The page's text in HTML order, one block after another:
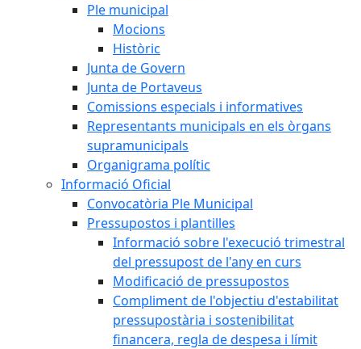
Ple municipal
Mocions
Històric
Junta de Govern
Junta de Portaveus
Comissions especials i informatives
Representants municipals en els òrgans
supramunicipals
Organigrama polític
Informació Oficial
Convocatòria Ple Municipal
Pressupostos i plantilles
Informació sobre l'execució trimestral
del pressupost de l'any en curs
Modificació de pressupostos
Compliment de l'objectiu d'estabilitat
pressupostària i sostenibilitat
financera, regla de despesa i límit